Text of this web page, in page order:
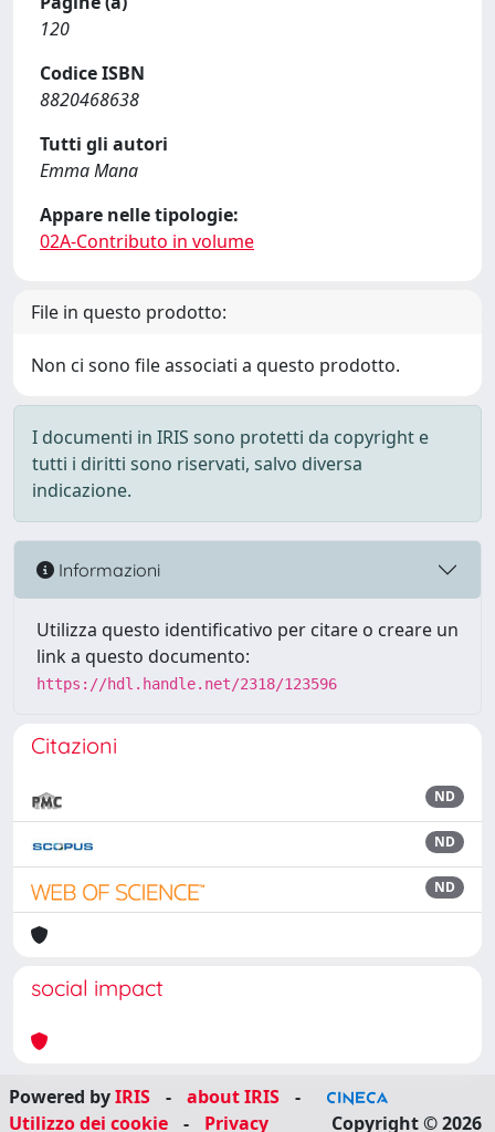
120
Codice ISBN
8820468638
Tutti gli autori
Emma Mana
Appare nelle tipologie:
02A-Contributo in volume
File in questo prodotto:
Non ci sono file associati a questo prodotto.
I documenti in IRIS sono protetti da copyright e
tutti i diritti sono riservati, salvo diversa
indicazione.
Informazioni
Utilizza questo identificativo per citare o creare un
link a questo documento:
https://hdl.handle.net/2318/123596
Citazioni
ND
ND
ND
social impact
Powered byIRIS - about IRIS
-
Utilizzo dei cookie
- Privacy Copyright © 2026